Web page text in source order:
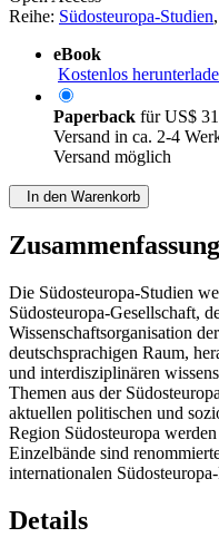
Reihe: Südosteuropa-Studien
eBook
Kostenlos
Paperback fürUS$
Versand in ca. 2-4
Versand möglich
In den Warenkorb
Zusammenfassung
Die Südosteuropa-Studien
Südosteuropa-Gesellschaft,
Wissenschaftsorganisation
deutschsprachigen Raum,
und interdisziplinären
Themen aus der
aktuellen politischen und
Region Südosteuropa
Einzelbände sind
internationalen
Details